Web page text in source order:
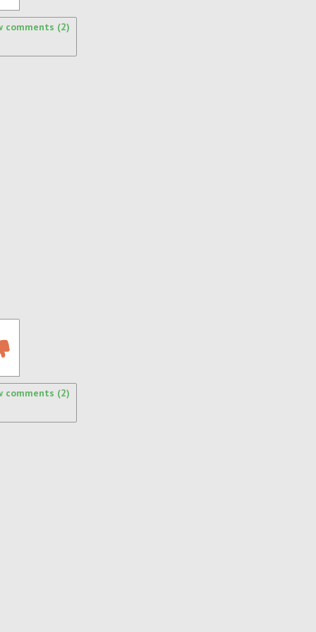
comments (2)
comments (2)